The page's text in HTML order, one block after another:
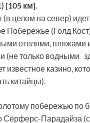
[105 км].
(в целом на север)
Побережье (Голд
отелями, пляжами
(не только водными
известное казино,
китайцы).
побережью по
Сёрферс-Парадайза (с